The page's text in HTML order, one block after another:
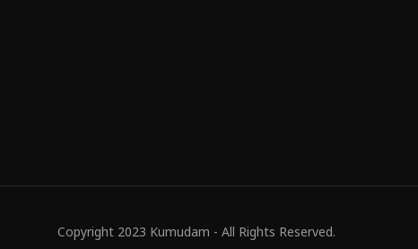
Copyright 2023 Kumudam - All Rights Reserved.